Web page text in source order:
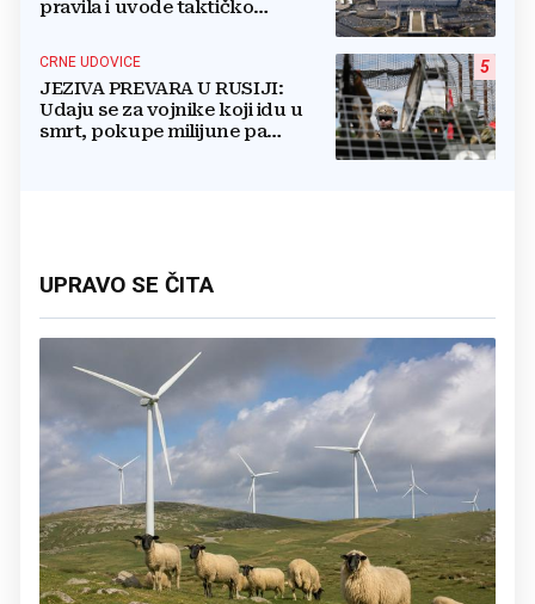
pravila i uvode taktičko
5
CRNE UDOVICE
JEZIVA PREVARA U RUSIJI:
Udaju se za vojnike koji idu u
smrt, pokupe milijune pa
UPRAVO SE ČITA